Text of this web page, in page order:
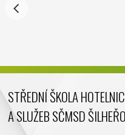
Duben 2024
Březen 2024
STŘEDNÍ ŠKOLA
A SLUŽEB SČMSD